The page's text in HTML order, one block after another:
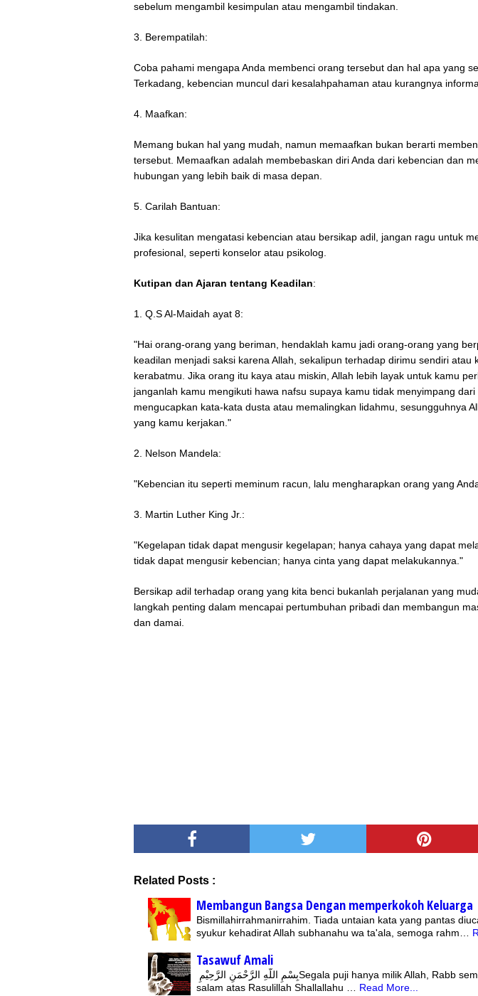
sebelum mengambil kesimpulan atau mengambil tindakan.
3. Berempatilah:
Coba pahami mengapa Anda membenci orang tersebut dan hal apa yang
Terkadang, kebencian muncul dari kesalahpahaman atau kurangnya
4. Maafkan:
Memang bukan hal yang mudah, namun memaafkan bukan berarti
tersebut. Memaafkan adalah membebaskan diri Anda dari kebencian dan
hubungan yang lebih baik di masa depan.
5. Carilah Bantuan:
Jika kesulitan mengatasi kebencian atau bersikap adil, jangan ragu untuk
profesional, seperti konselor atau psikolog.
Kutipan dan Ajaran tentang Keadilan:
1. Q.S Al-Maidah ayat 8:
"Hai orang-orang yang beriman, hendaklah kamu jadi orang-orang yang
keadilan menjadi saksi karena Allah, sekalipun terhadap dirimu sendiri atau
kerabatmu. Jika orang itu kaya atau miskin, Allah lebih layak untuk kamu
janganlah kamu mengikuti hawa nafsu supaya kamu tidak menyimpang
mengucapkan kata-kata dusta atau memalingkan lidahmu, sesungguhnya
yang kamu kerjakan."
2. Nelson Mandela:
"Kebencian itu seperti meminum racun, lalu mengharapkan orang yang
3. Martin Luther King Jr.:
"Kegelapan tidak dapat mengusir kegelapan; hanya cahaya yang dapat
tidak dapat mengusir kebencian; hanya cinta yang dapat melakukannya."
Bersikap adil terhadap orang yang kita benci bukanlah perjalanan yang
langkah penting dalam mencapai pertumbuhan pribadi dan membangun
dan damai.
Related Posts :
Membangun Bangsa Dengan memperkokoh Keluarga
Bismillahirrahmanirrahim. Tiada untaian kata yang pantas
syukur kehadirat Allah subhanahu wa ta'ala, semoga rahm…
Tasawuf Amali
salam atas Rasulillah Shallallahu … Read More...